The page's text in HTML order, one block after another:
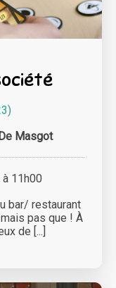
Masgot
11h00
bar/ restaurant
pas que ! À
de [...]